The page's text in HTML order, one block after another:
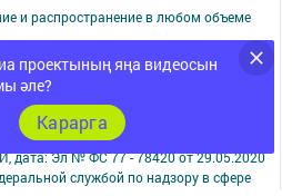
проектының яңа видеосын
әле?
Карарга
и распространение в любом объеме
только с письменного согласия
агентства по печати и массовым
дата: Эл № ФС 77 - 78420 от 29.05.2020
службой по надзору в сфере